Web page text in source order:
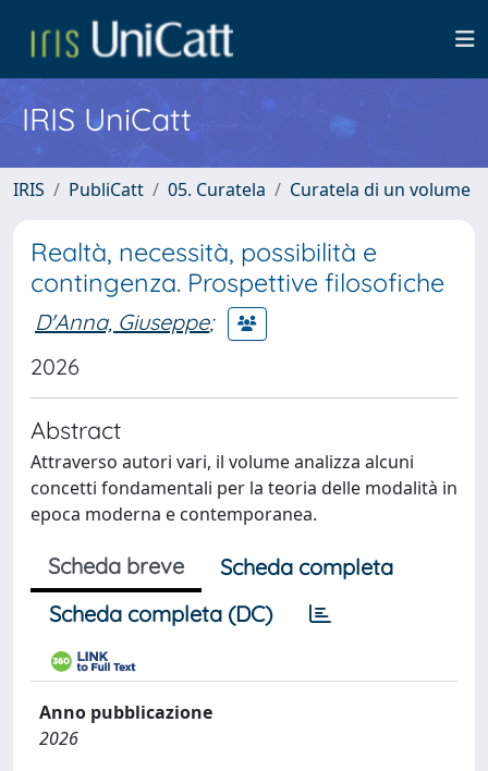
IRIS UniCatt
IRIS PubliCatt 05. Curatela Curatela di un volume
Realtà, necessità, possibilità e
contingenza. Prospettive filosofiche
D'Anna, Giuseppe;
2026
Abstract
Attraverso autori vari, il volume analizza alcuni
concetti fondamentali per la teoria delle modalità in
epoca moderna e contemporanea.
Scheda breve
Scheda completa
Scheda completa (DC)
Anno pubblicazione
2026